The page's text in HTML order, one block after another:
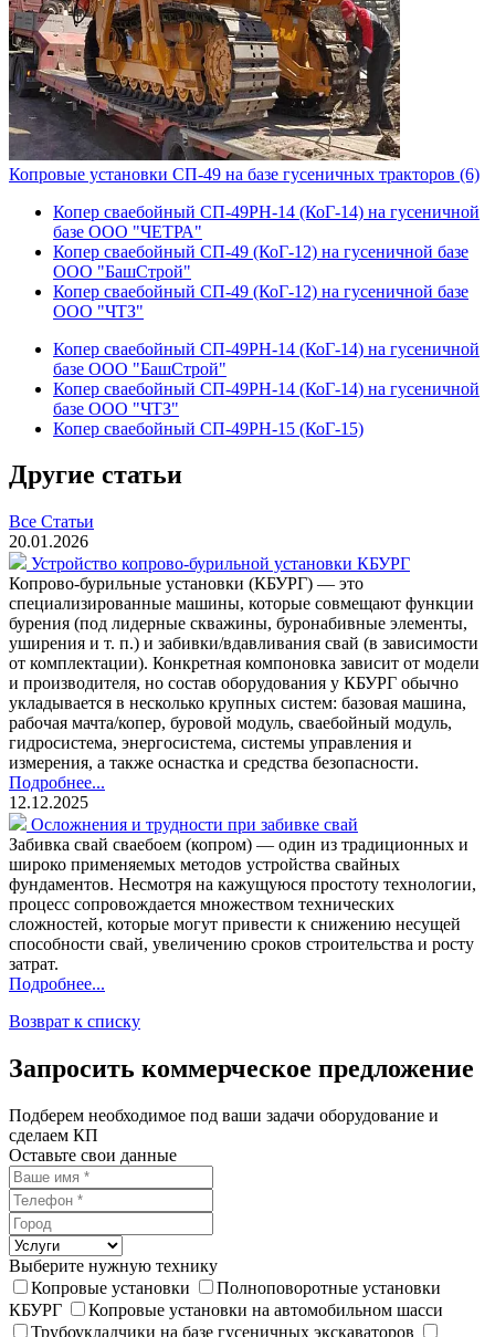
Копровые установки СП-49 на базе гусеничных тракторов (6)
Копер сваебойный СП-49РН-14 (КоГ-14) на гусеничной
базе ООО "ЧЕТРА"
Копер сваебойный СП-49 (КоГ-12) на гусеничной базе
ООО "БашСтрой"
Копер сваебойный СП-49 (КоГ-12) на гусеничной базе
ООО "ЧТЗ"
Копер сваебойный СП-49РН-14 (КоГ-14) на гусеничной
базе ООО "БашСтрой"
Копер сваебойный СП-49РН-14 (КоГ-14) на гусеничной
базе ООО "ЧТЗ"
Копер сваебойный СП-49РН-15 (КоГ-15)
Другие статьи
Все Статьи
20.01.2026
Устройство копрово-бурильной установки КБУРГ
Копрово-бурильные установки (КБУРГ) — это
специализированные машины, которые совмещают функции
бурения (под лидерные скважины, буронабивные элементы,
уширения и т. п.) и забивки/вдавливания свай (в зависимости
от комплектации). Конкретная компоновка зависит от модели
и производителя, но состав оборудования у КБУРГ обычно
укладывается в несколько крупных систем: базовая машина,
рабочая мачта/копер, буровой модуль, сваебойный модуль,
гидросистема, энергосистема, системы управления и
измерения, а также оснастка и средства безопасности.
Подробнее...
12.12.2025
Осложнения и трудности при забивке свай
Забивка свай сваебоем (копром) — один из традиционных и
широко применяемых методов устройства свайных
фундаментов. Несмотря на кажущуюся простоту технологии,
процесс сопровождается множеством технических
сложностей, которые могут привести к снижению несущей
способности свай, увеличению сроков строительства и росту
затрат.
Подробнее...
Возврат к списку
Запросить коммерческое предложение
Подберем необходимое под ваши задачи оборудование и
сделаем КП
Оставьте свои данные
Выберите нужную технику
Копровые установки
Полноповоротные установки
КБУРГ
Копровые установки на автомобильном шасси
Трубоукладчики на базе гусеничных экскаваторов